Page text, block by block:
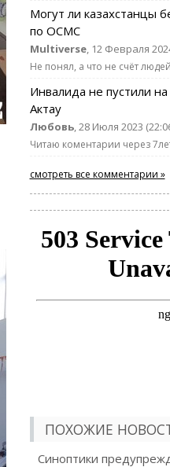
Могут ли казахстанцы
по ОСМС
Multiverse, 12 Февраля
Не понял, а что не счёт
Инвалида не пустили
Актау
Любовь, 28 Июля 2023
Читаю коментарии через
смотреть все комментарии »
ПОХОЖИЕ
Синоптики